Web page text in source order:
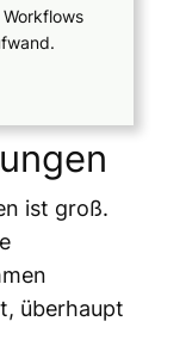
ist groß.
überhaupt